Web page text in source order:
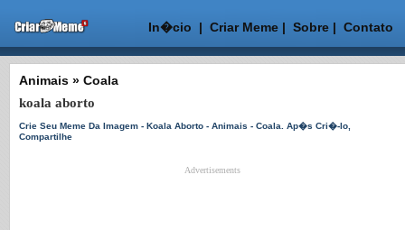
In�cio | Criar Meme| Sobre| Contato
Animais » Coala
koala aborto
Crie Seu Meme Da Imagem - Koala Aborto - Animais - Coala. Ap�s Cri�-lo,
Compartilhe
Advertisements